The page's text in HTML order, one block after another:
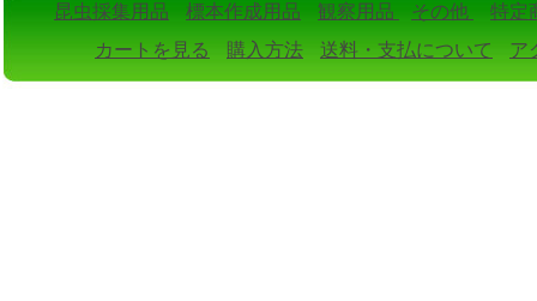
昆虫採集用品 標本作成用品 観察用品 その他
特定
カートを見る
購入方法 送料・支払について ア